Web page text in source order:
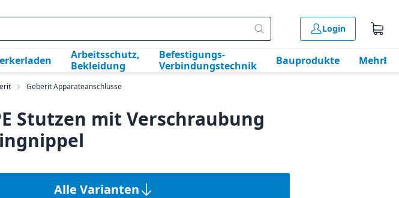
Login
Arbeitsschutz,
Bekleidung
Befestigungs-
Verbindungstechnik
Bauprodukte Mehr
Geberit Apparateanschlüsse
Stutzen mit Verschraubung
Alle Varianten